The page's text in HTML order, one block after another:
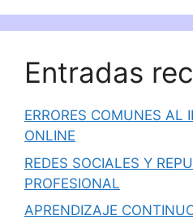
Entradas
ERRORES COMUNES AL
ONLINE
REDES SOCIALES Y
PROFESIONAL
APRENDIZAJE